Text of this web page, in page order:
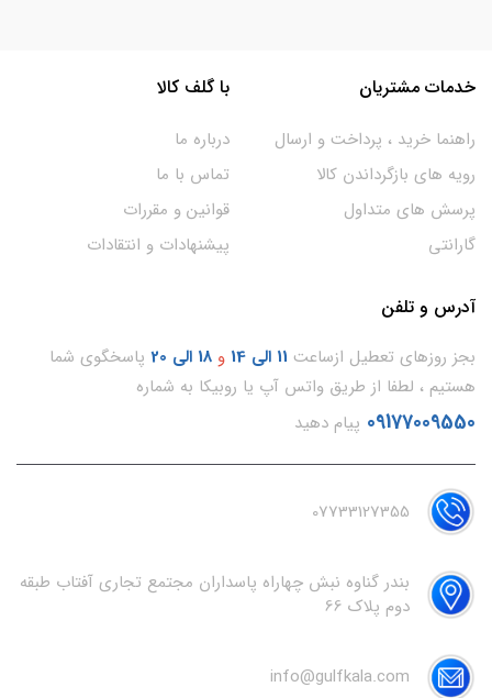
خدمات مشتریان
راهنما خرید ، پرداخت و ارسال
رویه های بازگرداندن کالا
پرسش های متداول
گارانتی
با گلف کالا
درباره ما
تماس با ما
قوانین و مقررات
پیشنهادات و انتقادات
آدرس و تلفن
بجز روزهای تعطیل ازساعت 11 الی 14 و 18 الی 20
پاسخگوی شما
هستیم ، لطفا از طریق واتس آپ یا روبیکا به شماره
09177009550 پیام دهید
07733127355
بندر گناوه نبش چهاراه پاسداران مجتمع تجاری آفتاب طبقه
دوم پلاک 66
info@gulfkala.com